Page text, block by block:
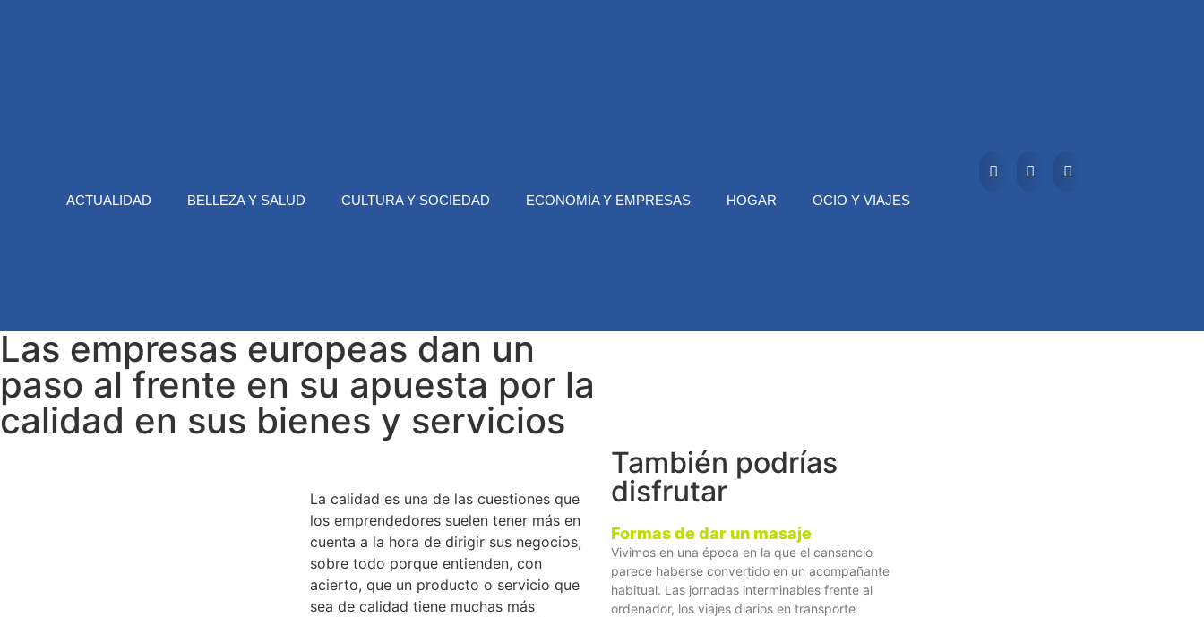
ACTUALIDAD BELLEZA Y SALUD CULTURA Y SOCIEDAD ECONOMÍA Y EMPRESAS HOGAR OCIO Y VIAJES
Las empresas europeas dan un
paso al frente en su apuesta por la
calidad en sus bienes y servicios
La calidad es una de las cuestiones que
los emprendedores suelen tener más en
cuenta a la hora de dirigir sus negocios,
sobre todo porque entienden, con
acierto, que un producto o servicio que
sea de calidad tiene muchas más
También podrías
disfrutar
Formas de dar un masaje
Vivimos en una época en la que el cansancio
parece haberse convertido en un acompañante
habitual. Las jornadas interminables frente al
ordenador, los viajes diarios en transporte